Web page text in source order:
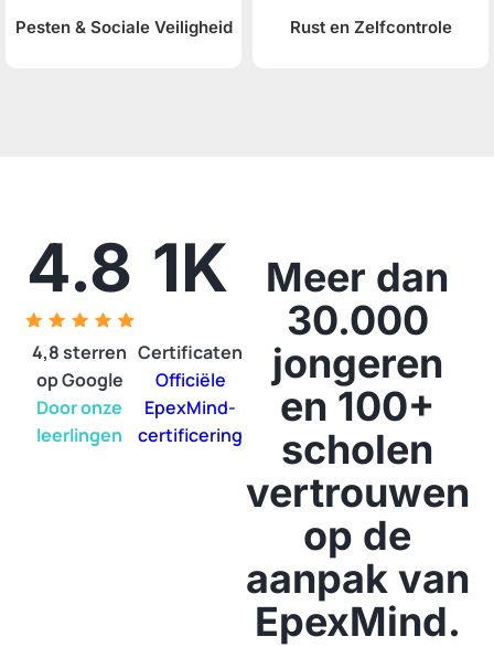
Pesten & Sociale Veiligheid Rust en Zelfcontrole
4.8
4,8 sterren
op Google
Door onze
leerlingen
1K
Certificaten
Officiële
EpexMind-
certificering
Meer dan
30.000
jongeren
en 100+
scholen
vertrouwen
op de
aanpak van
EpexMind.